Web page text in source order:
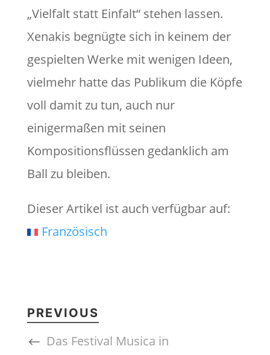
„Vielfalt statt Einfalt“ stehen lassen.
Xenakis begnügte sich in keinem der
gespielten Werke mit wenigen Ideen,
vielmehr hatte das Publikum die Köpfe
voll damit zu tun, auch nur
einigermaßen mit seinen
Kompositionsflüssen gedanklich am
Ball zu bleiben.
Dieser Artikel ist auch verfügbar auf:
Französisch
PREVIOUS
Das Festival Musica in